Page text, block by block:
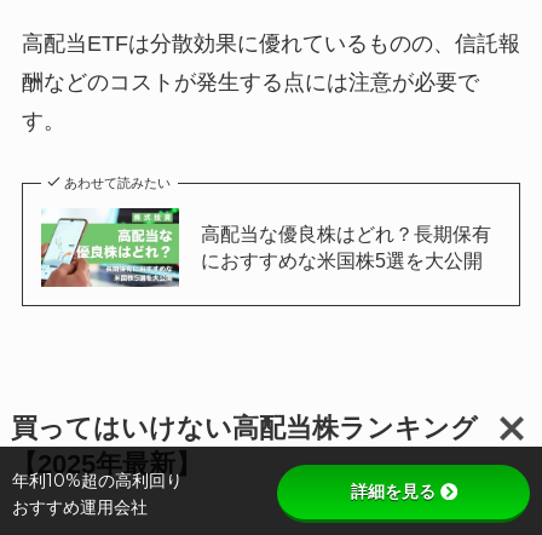
高配当ETFは分散効果に優れているものの、信託報
酬などのコストが発生する点には注意が必要で
す。
あわせて読みたい
高配当な優良株はどれ？長期保有
におすすめな米国株5選を大公開
買ってはいけない高配当株ランキング
【2025年最新】
年利10%超の高利回り
おすすめ運用会社
詳細を見る